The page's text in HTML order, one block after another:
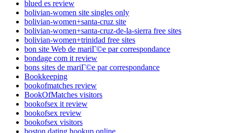
blued es review
bolivian-women site singles only
bolivian-women+santa-cruz site
bolivian-women+santa-cruz-de-la-sierra free sites
bolivian-women+trinidad free sites
bon site Web de mariГ©e par correspondance
bondage com it review
bons sites de mariГ©e par correspondance
Bookkeeping
bookofmatches review
BookOfMatches visitors
bookofsex it review
bookofsex review
bookofsex visitors